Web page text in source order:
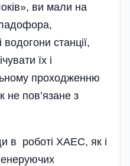
ви мали на
станції,
їх і
проходженню
не пов’язане з
в роботі ХАЕС, як і